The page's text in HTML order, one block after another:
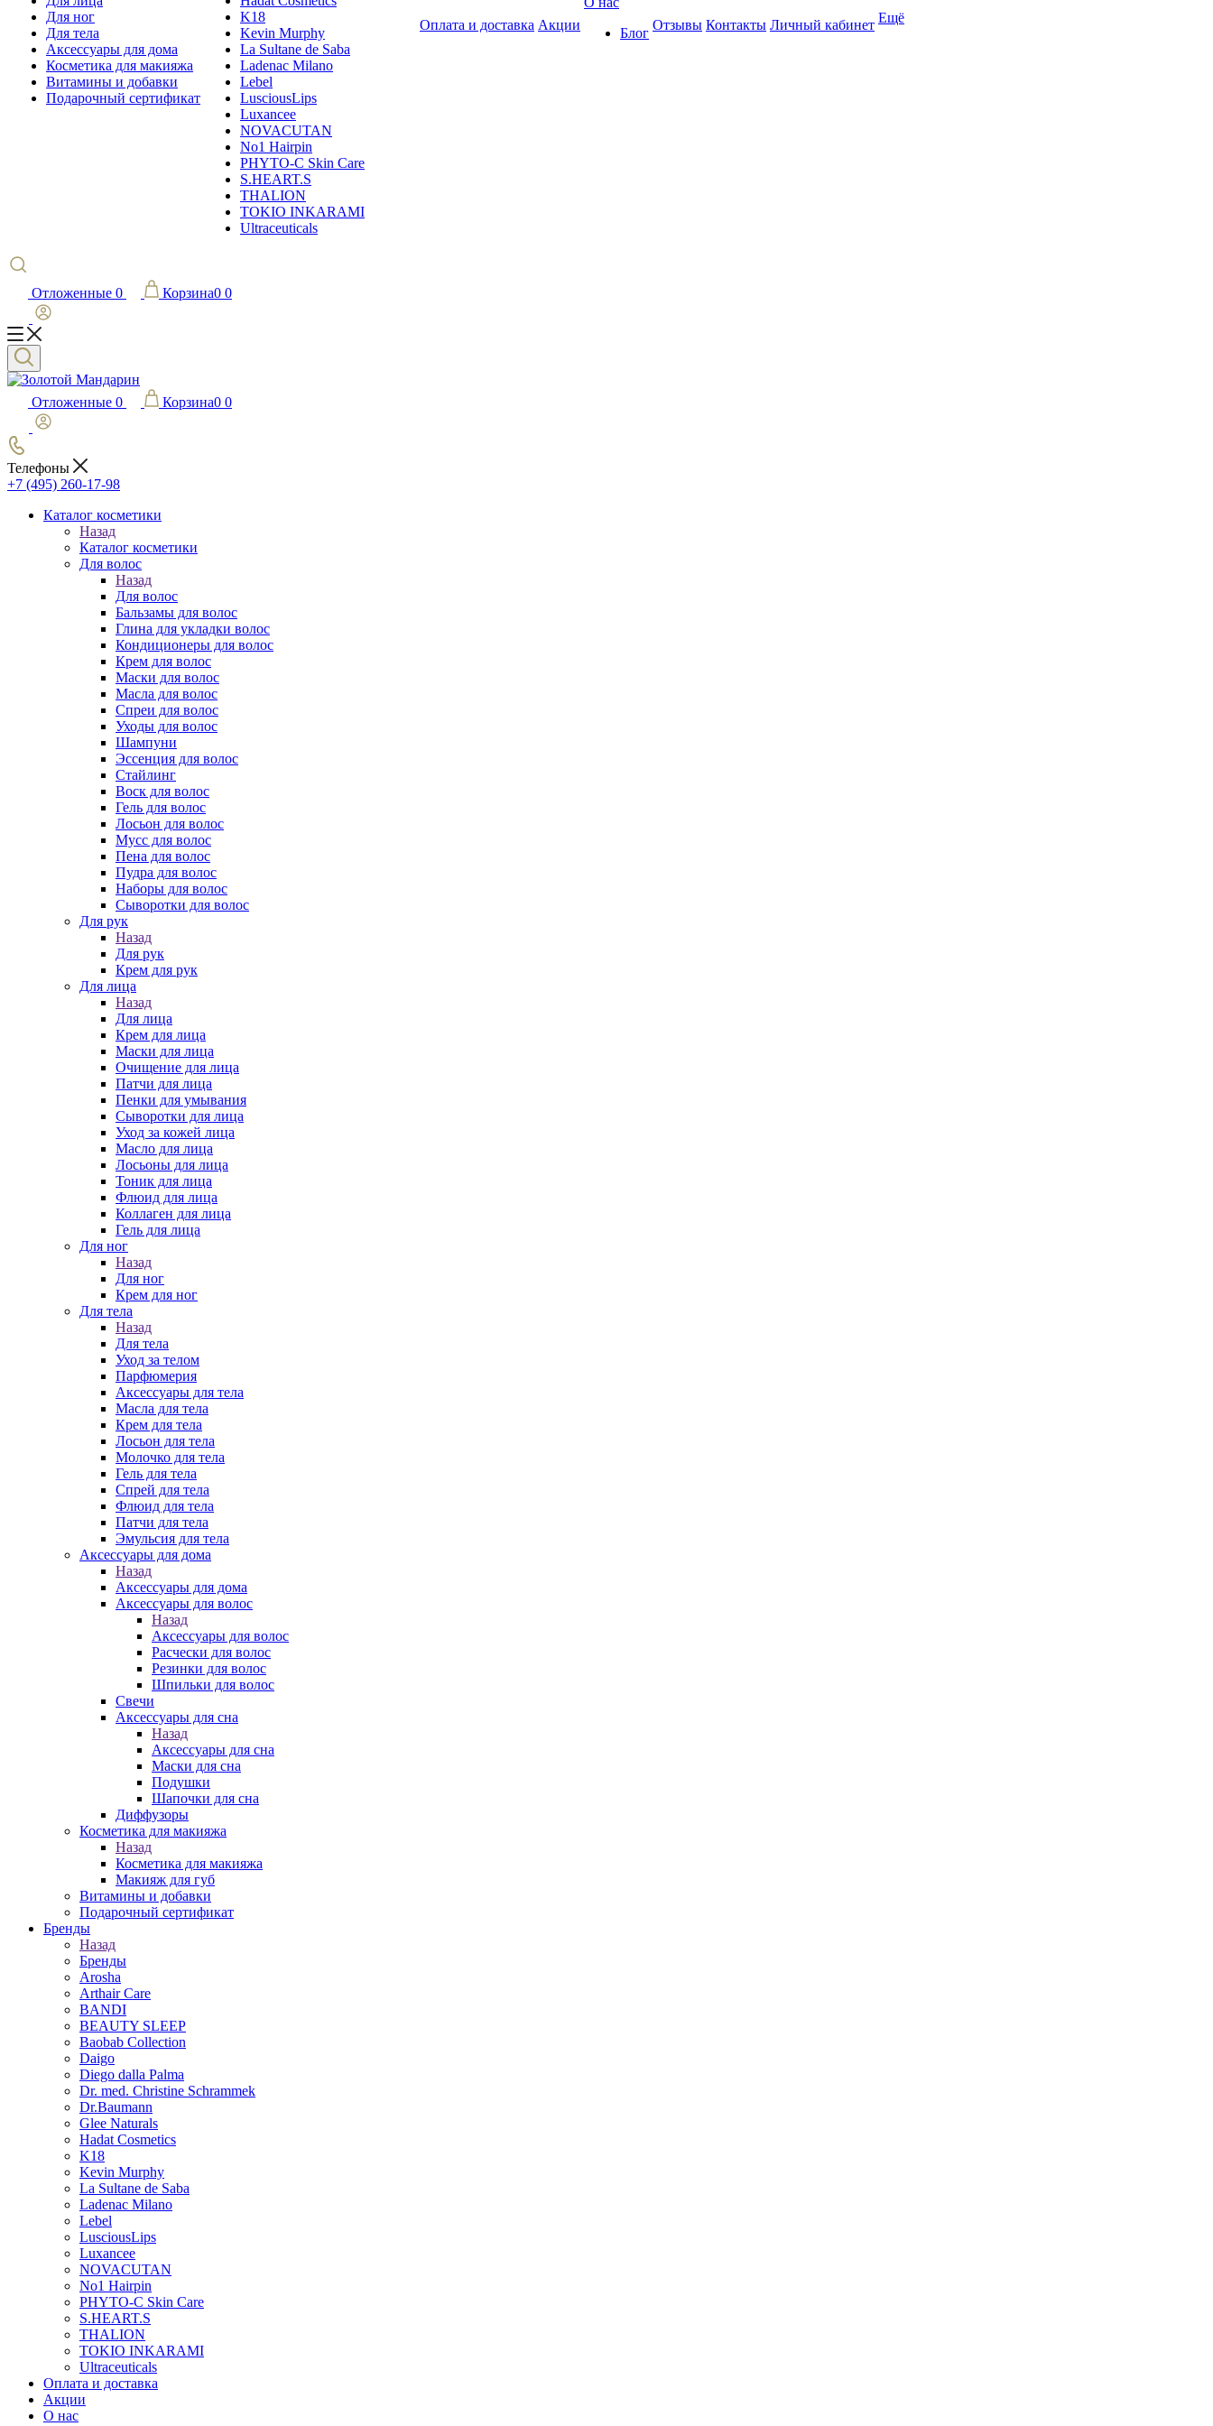
Для ног
Для тела
Аксессуары для дома
Косметика для макияжа
Витамины и добавки
Подарочный сертификат
K18
Kevin Murphy
La Sultane de Saba
Ladenac Milano
Lebel
LusciousLips
Luxancee
NOVACUTAN
No1 Hairpin
PHYTO-C Skin Care
S.HEART.S
THALION
TOKIO INKARAMI
Ultraceuticals
Оплата и доставка Акции
Блог
Отзывы Контакты Личный кабинет Ещё
Отложенные 0 Корзина0 0
Отложенные 0 Корзина0 0
Телефоны
+7 (495) 260-17-98
Каталог косметики
Назад
Каталог косметики
Для волос
Назад
Для волос
Бальзамы для волос
Глина для укладки волос
Кондиционеры для волос
Крем для волос
Маски для волос
Масла для волос
Спреи для волос
Уходы для волос
Шампуни
Эссенция для волос
Стайлинг
Воск для волос
Гель для волос
Лосьон для волос
Мусс для волос
Пена для волос
Пудра для волос
Наборы для волос
Сыворотки для волос
Для рук
Назад
Для рук
Крем для рук
Для лица
Назад
Для лица
Крем для лица
Маски для лица
Очищение для лица
Патчи для лица
Пенки для умывания
Сыворотки для лица
Уход за кожей лица
Масло для лица
Лосьоны для лица
Тоник для лица
Флюид для лица
Коллаген для лица
Гель для лица
Для ног
Назад
Для ног
Крем для ног
Для тела
Назад
Для тела
Уход за телом
Парфюмерия
Аксессуары для тела
Масла для тела
Крем для тела
Лосьон для тела
Молочко для тела
Гель для тела
Спрей для тела
Флюид для тела
Патчи для тела
Эмульсия для тела
Аксессуары для дома
Назад
Аксессуары для дома
Аксессуары для волос
Назад
Аксессуары для волос
Расчески для волос
Резинки для волос
Шпильки для волос
Свечи
Аксессуары для сна
Назад
Аксессуары для сна
Маски для сна
Подушки
Шапочки для сна
Диффузоры
Косметика для макияжа
Назад
Косметика для макияжа
Макияж для губ
Витамины и добавки
Подарочный сертификат
Бренды
Назад
Бренды
Arosha
Arthair Care
BANDI
BEAUTY SLEEP
Baobab Collection
Daigo
Diego dalla Palma
Dr. med. Christine Schrammek
Dr.Baumann
Glee Naturals
Hadat Cosmetics
K18
Kevin Murphy
La Sultane de Saba
Ladenac Milano
Lebel
LusciousLips
Luxancee
NOVACUTAN
No1 Hairpin
PHYTO-C Skin Care
S.HEART.S
THALION
TOKIO INKARAMI
Ultraceuticals
Оплата и доставка
Акции
О нас